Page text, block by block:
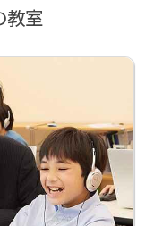
教室